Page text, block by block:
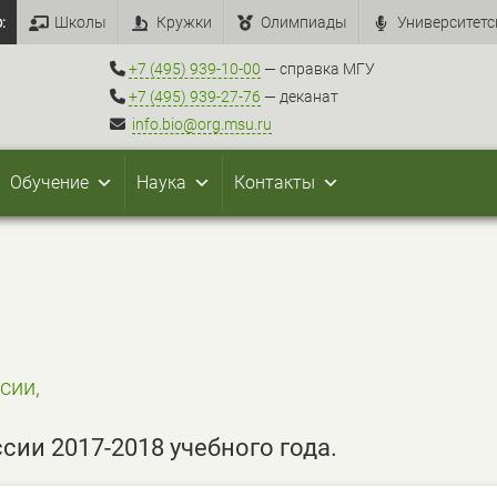
Школы Кружки Олимпиады
+7 (495) 939-10-00 — справка МГУ
+7 (495) 939-27-76 — деканат
info.bio@org.msu.ru
Обучение Наука Контакты
2017-2018 учебного года.